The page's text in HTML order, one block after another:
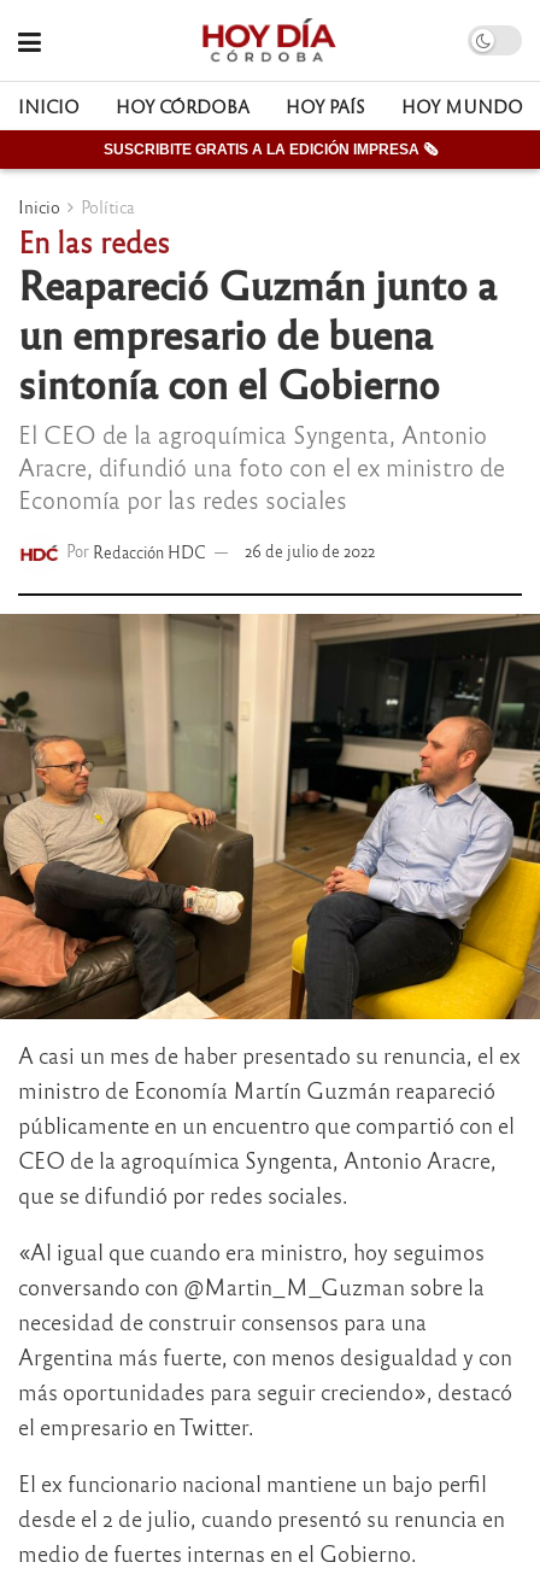
INICIO HOY CÓRDOBA HOY PAÍS HOY MUNDO
SUSCRIBITE GRATIS A LA EDICIÓN IMPRESA 🗞
Inicio Política
En las redes
Reapareció Guzmán junto a
un empresario de buena
sintonía con el Gobierno
El CEO de la agroquímica Syngenta, Antonio
Aracre, difundió una foto con el ex ministro de
Economía por las redes sociales
Por Redacción HDC 26 de julio de 2022
A casi un mes de haber presentado su renuncia, el ex
ministro de Economía Martín Guzmán reapareció
públicamente en un encuentro que compartió con el
CEO de la agroquímica Syngenta, Antonio Aracre,
que se difundió por redes sociales.
«Al igual que cuando era ministro, hoy seguimos
conversando con @Martin_M_Guzman sobre la
necesidad de construir consensos para una
Argentina más fuerte, con menos desigualdad y con
más oportunidades para seguir creciendo», destacó
el empresario en Twitter.
El ex funcionario nacional mantiene un bajo perfil
desde el 2 de julio, cuando presentó su renuncia en
medio de fuertes internas en el Gobierno.